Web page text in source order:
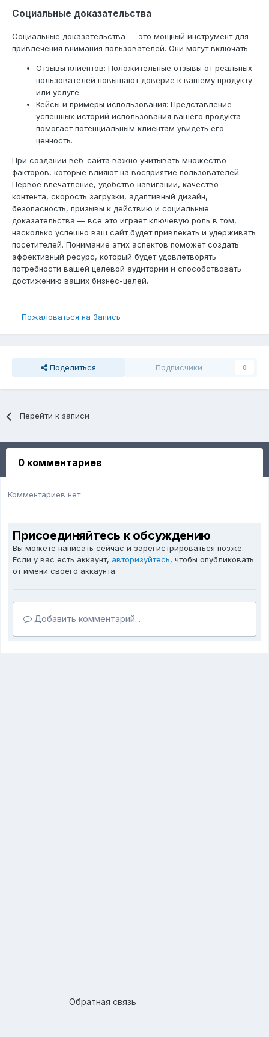
Социальные доказательства
Социальные доказательства — это мощный инструмент для
привлечения внимания пользователей. Они могут включать:
Отзывы клиентов: Положительные отзывы от реальных
пользователей повышают доверие к вашему продукту
или услуге.
Кейсы и примеры использования: Представление
успешных историй использования вашего продукта
помогает потенциальным клиентам увидеть его
ценность.
При создании веб-сайта важно учитывать множество
факторов, которые влияют на восприятие пользователей.
Первое впечатление, удобство навигации, качество
контента, скорость загрузки, адаптивный дизайн,
безопасность, призывы к действию и социальные
доказательства — все это играет ключевую роль в том,
насколько успешно ваш сайт будет привлекать и удерживать
посетителей. Понимание этих аспектов поможет создать
эффективный ресурс, который будет удовлетворять
потребности вашей целевой аудитории и способствовать
достижению ваших бизнес-целей.
Пожаловаться на Запись
Поделиться Подписчики 0
Перейти к записи
0 комментариев
Комментариев нет
Присоединяйтесь к обсуждению
Вы можете написать сейчас и зарегистрироваться позже.
Если у вас есть аккаунт, авторизуйтесь, чтобы опубликовать
от имени своего аккаунта.
Добавить комментарий...
Обратная связь